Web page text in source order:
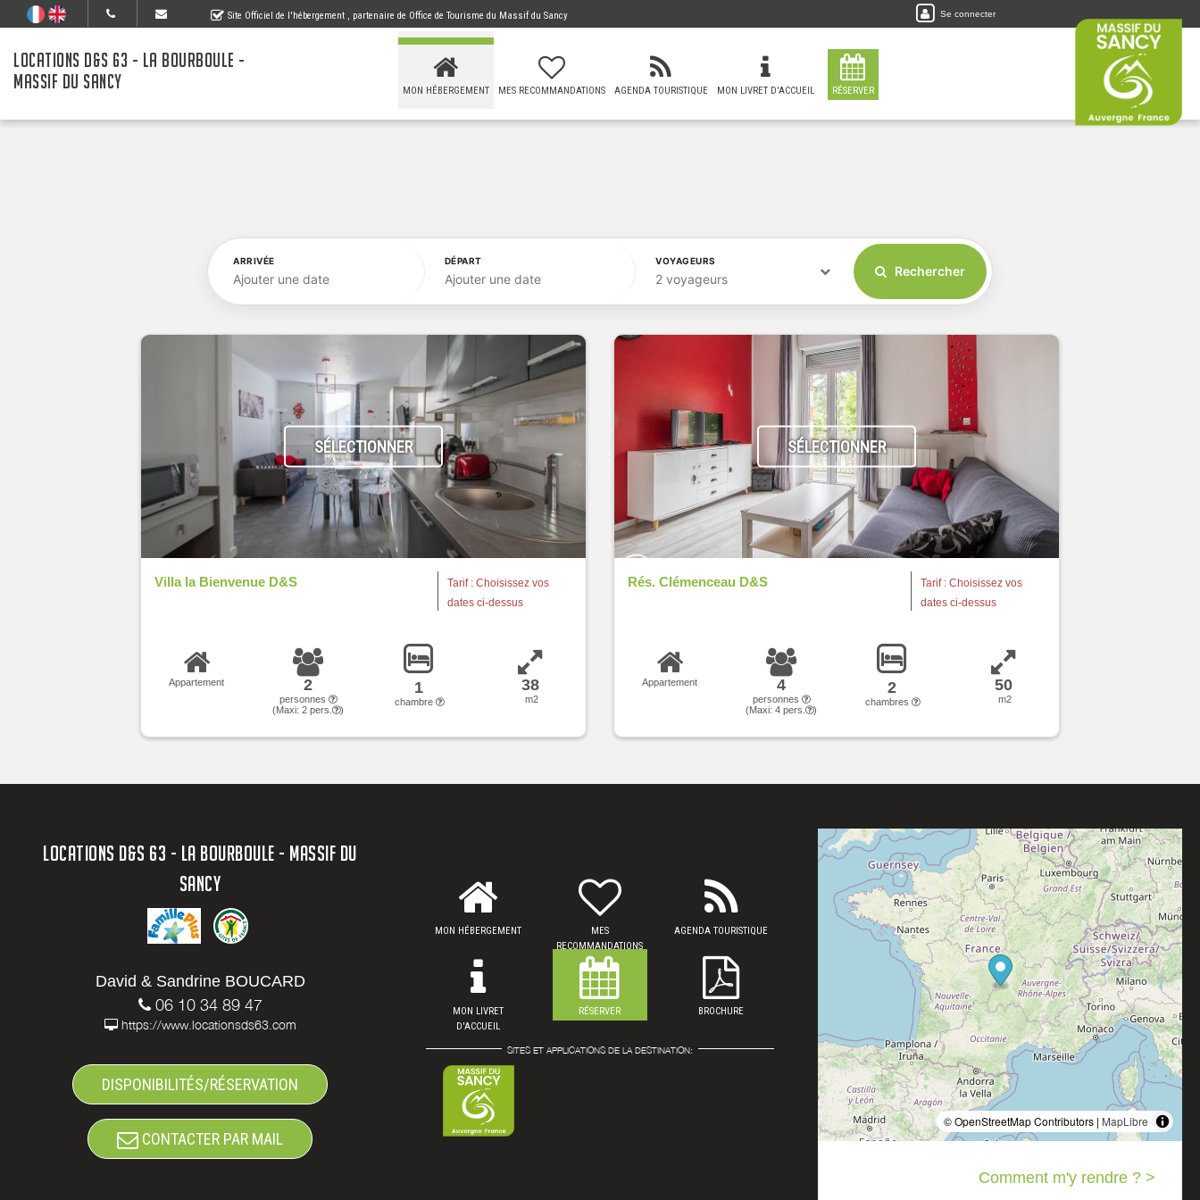
Site Officiel de l'hébergement , partenaire de Office de Tourisme du Massif du Sancy Se connecter
LOCATIONS D&S 63 - LA BOURBOULE -
MASSIF DU SANCY
MON HÉBERGEMENT MES RECOMMANDATIONS AGENDA TOURISTIQUE MON LIVRET D'ACCUEIL RÉSERVER
ARRIVÉE
Ajouter une date
DÉPART
Ajouter une date
VOYAGEURS
2 voyageurs
Rechercher
SÉLECTIONNER
Villa la Bienvenue D&S
Tarif : Choisissez vos
dates ci-dessus
Appartement 2
personnes
(Maxi: 2 pers. )
1
chambre
38
m2
SÉLECTIONNER
Rés. Clémenceau D&S
Tarif : Choisissez vos
dates ci-dessus
Appartement 4
personnes
(Maxi: 4 pers. )
2
chambres
50
m2
LOCATIONS D&S 63 - LA BOURBOULE - MASSIF DU
SANCY
David & Sandrine BOUCARD
06 10 34 89 47
https://www.locationsds63.com
DISPONIBILITÉS/RÉSERVATION
CONTACTER PAR MAIL
MON HÉBERGEMENT
MES
RECOMMANDATIONS
AGENDA TOURISTIQUE
MON LIVRET
D'ACCUEIL
RÉSERVER BROCHURE
SITES ET APPLICATIONS DE LA DESTINATION:
© OpenStreetMap Contributors | MapLibre
Comment m'y rendre ? >